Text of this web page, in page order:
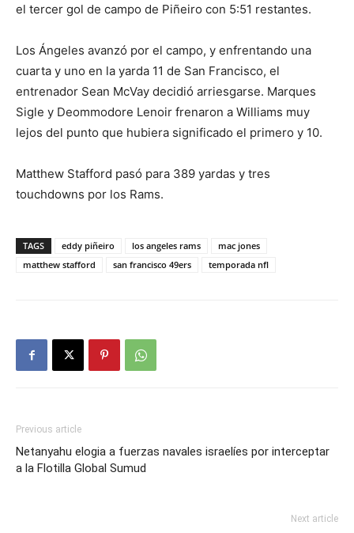
el tercer gol de campo de Piñeiro con 5:51 restantes.
Los Ángeles avanzó por el campo, y enfrentando una
cuarta y uno en la yarda 11 de San Francisco, el
entrenador Sean McVay decidió arriesgarse. Marques
Sigle y Deommodore Lenoir frenaron a Williams muy
lejos del punto que hubiera significado el primero y 10.
Matthew Stafford pasó para 389 yardas y tres
touchdowns por los Rams.
TAGS eddy piñeiro los angeles rams
mac jones
matthew stafford
san francisco 49ers temporada nfl
Previous article
Netanyahu elogia a fuerzas navales israelíes por interceptar
a la Flotilla Global Sumud
Next article